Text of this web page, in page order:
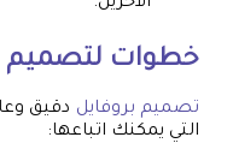
خطوات لتصميم
تصميم بروفايل دقيق
التي يمكنك اتباعها: